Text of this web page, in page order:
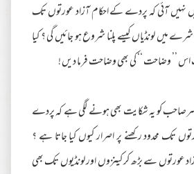
نہیں آئی کہ پردے کے احکام آزاد عورتوں تک
میں لونڈیاں کیسے پلنا شروع ہو جائیں گی ؟ کیا
اس ’’ وضاحت ‘‘ کی بھی وضاحت فرما دیں !
صاحب کو یہ شکایت بھی ہونے لگی ہے کہ پردے
تک محدود رکھنے پر اصرار کیوں کیا جاتا ہے ؟
عورتوں سے بڑھ کر کینزوں اور لونڈیوں تک بھی